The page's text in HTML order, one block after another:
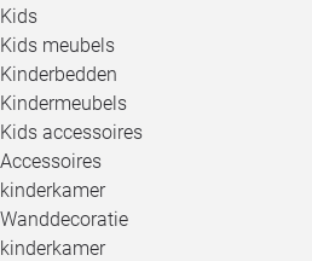
Kids
Kids meubels
Kinderbedden
Kindermeubels
Kids accessoires
Accessoires
kinderkamer
Wanddecoratie
kinderkamer